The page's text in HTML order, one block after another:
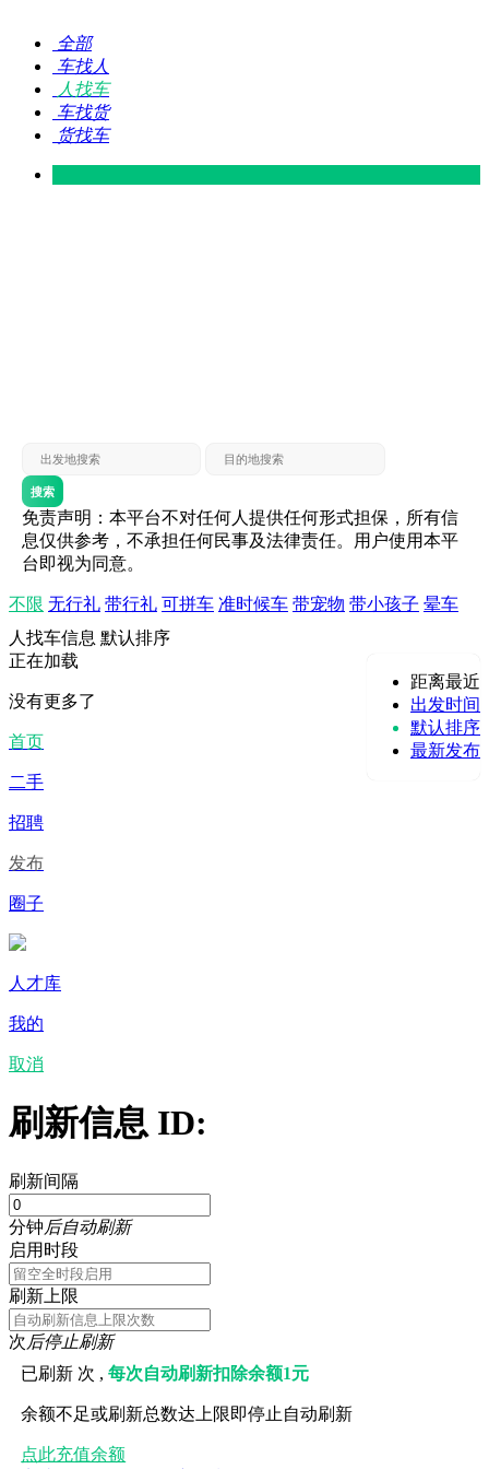
全部
车找人
人找车
车找货
货找车
搜索
免责声明：本平台不对任何人提供任何形式担保，所有信
息仅供参考，不承担任何民事及法律责任。用户使用本平
台即视为同意。
不限 无行礼 带行礼 可拼车 准时候车 带宠物 带小孩子 晕车
人找车信息 默认排序
距离最近
出发时间
默认排序
最新发布
正在加载
没有更多了
首页
二手
招聘
发布
圈子
人才库
我的
取消
刷新信息 ID:
刷新间隔
分钟后自动刷新
启用时段
刷新上限
次后停止刷新
已刷新 次 ,每次自动刷新扣除余额1元
余额不足或刷新总数达上限即停止自动刷新
点此充值余额